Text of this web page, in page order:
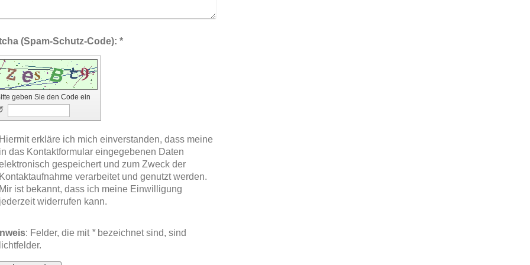
Captcha (Spam-Schutz-Code): *
geben Sie den Code ein
Hiermit erkläre ich mich einverstanden, dass meine
in das Kontaktformular eingegebenen Daten
gespeichert und zum Zweck der
Kontaktaufnahme verarbeitet und genutzt werden.
Mir ist bekannt, dass ich meine Einwilligung
jederzeit widerrufen kann.
: Felder, die mit *bezeichnet sind, sind